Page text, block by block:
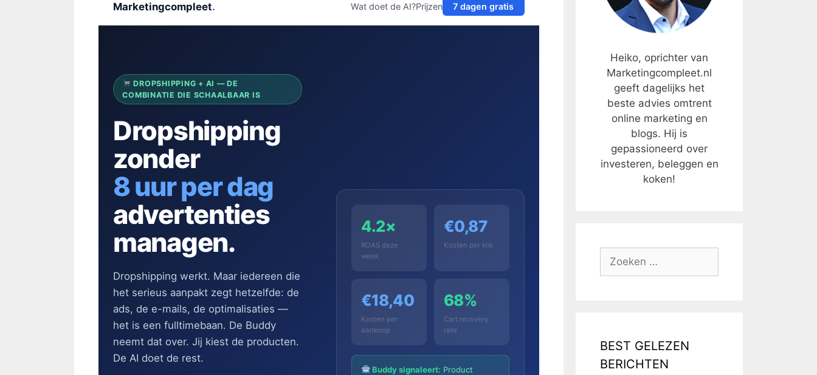
Marketingcompleet. Wat doet de AI?Prijzen 7 dagen gratis
DROPSHIPPING + AI — DE
COMBINATIE DIE SCHAALBAAR IS
Dropshipping
zonder
8 uur per dag
advertenties
managen.
Dropshipping werkt. Maar iedereen die
het serieus aanpakt zegt hetzelfde: de
ads, de e-mails, de optimalisaties —
het is een fulltimebaan. De Buddy
neemt dat over. Jij kiest de producten.
De AI doet de rest.
4.2×
ROAS deze
week
€0,87
Kosten per klik
€18,40
Kosten per
aankoop
68%
Cart recovery
rate
Buddy signaleert: Product
Heiko, oprichter van
Marketingcompleet.nl
geeft dagelijks het
beste advies omtrent
online marketing en
blogs. Hij is
gepassioneerd over
investeren, beleggen en
koken!
naar:
BEST GELEZEN
BERICHTEN